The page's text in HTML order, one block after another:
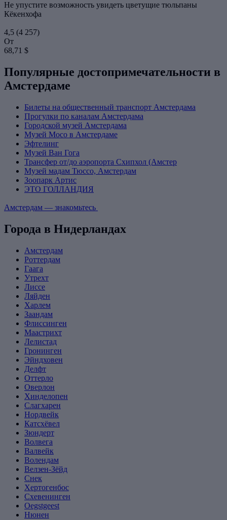
Не упустите возможность увидеть цветущие тюльпаны
Кёкенхофа
4,5 (4 257)
От
68,71 $
Популярные достопримечательности в
Амстердаме
Билеты на общественный транспорт Амстердама
Прогулки по каналам Амстердама
Городской музей Амстердама
Музей Moco в Амстердаме
Эфтелинг
Музей Ван Гога
Трансфер от/до аэропорта Схипхол (Амстер
Музей мадам Тюссо, Амстердам
Зоопарк Артис
ЭТО ГОЛЛАНДИЯ
Амстердам — знакомьтесь
Города в Нидерландах
Амстердам
Роттердам
Гаага
Утрехт
Лиссе
Ляйден
Харлем
Заандам
Флиссинген
Маастрихт
Лелистад
Гронинген
Эйндховен
Делфт
Оттерло
Оверлон
Хинделопен
Слагхарен
Нордвейк
Катсхёвел
Зюндерт
Волвега
Валвейк
Волендам
Велзен-Зёйд
Снек
Хертогенбос
Схевенинген
Oegstgeest
Нюнен